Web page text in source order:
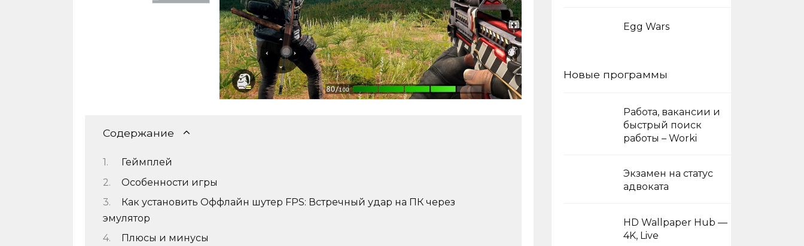
Содержание
Геймплей
Особенности игры
Как установить Оффлайн шутер FPS: Встречный удар на ПК через
эмулятор
Плюсы и минусы
Egg Wars
Новые программы
Работа, вакансии и
быстрый поиск
работы – Worki
Экзамен на статус
адвоката
HD Wallpaper Hub —
4K, Live